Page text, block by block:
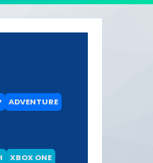
ADVENTURE
XBOX ONE